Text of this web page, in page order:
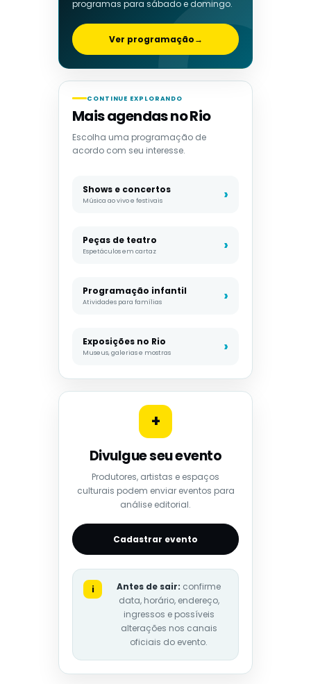
programas para sábado e domingo.
Ver programação→
CONTINUE EXPLORANDO
Mais agendas no Rio
Escolha uma programação de
acordo com seu interesse.
Shows e concertos
Música ao vivo e festivais
Peças de teatro
Espetáculos em cartaz
Programação infantil
Atividades para famílias
Exposições no Rio
Museus, galerias e mostras
+
Divulgue seu evento
Produtores, artistas e espaços
culturais podem enviar eventos para
análise editorial.
Cadastrar evento
i Antes de sair: confirme
data, horário, endereço,
ingressos e possíveis
alterações nos canais
oficiais do evento.